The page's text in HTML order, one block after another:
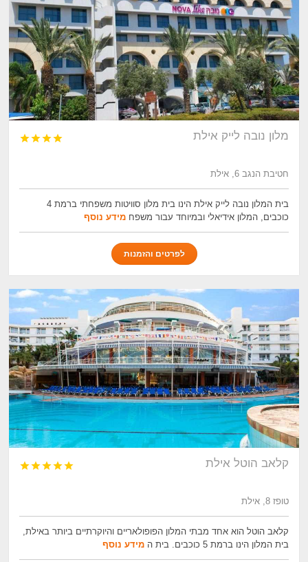
מלון נובה לייק אילת 



חטיבת הנגב 6, אילת
בית המלון נובה לייק אילת הינו בית מלון סוויטות משפחתי ברמת 4
כוכבים, המלון אידיאלי ובמיוחד עבור משפחמידע נוסף
לפרטים והזמנות
קלאב הוטל אילת 




טופז 8, אילת
קלאב הוטל הוא אחד מבתי המלון הפופולאריים והיוקרתיים ביותר באילת,
בית המלון הינו ברמת 5 כוכבים. בית ה
מידע נוסף